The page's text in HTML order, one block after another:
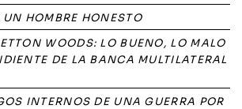
HOMBRE HONESTO
WOODS: LO BUENO, LO MALO
DE LA BANCA MULTILATERAL
INTERNOS DE UNA GUERRA POR